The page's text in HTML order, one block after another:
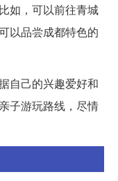
如，可以前往青城
以品尝成都特色的
自己的兴趣爱好和
子游玩路线，尽情